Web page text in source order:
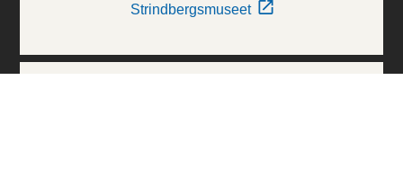
Strindbergsmuseet